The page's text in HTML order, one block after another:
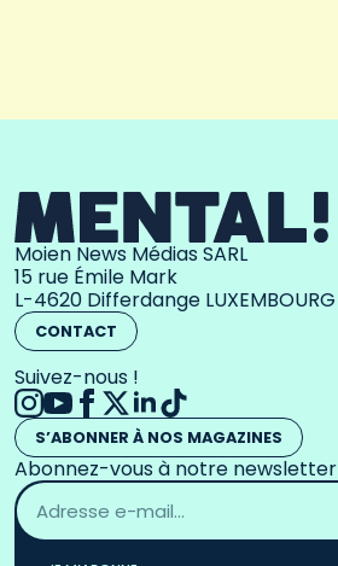
Moien News Médias SARL
15 rue Émile Mark
L-4620 Differdange LUXEMBOURG
CONTACT
Suivez-nous !
S’ABONNER À NOS MAGAZINES
Abonnez-vous à notre newsletter
Adresse
email
*